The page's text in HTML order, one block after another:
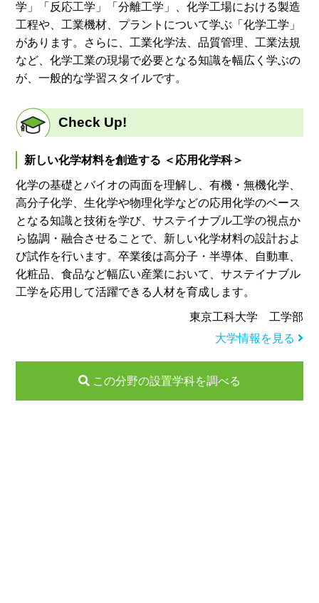
学」「反応工学」「分離工学」、化学工場における製造
工程や、工業機材、プラントについて学ぶ「化学工学」
があります。さらに、工業化学法、品質管理、工業法規
など、化学工業の現場で必要となる知識を幅広く学ぶの
が、一般的な学習スタイルです。
Check Up!
新しい化学材料を創造する ＜応用化学科＞
化学の基礎とバイオの両面を理解し、有機・無機化学、
高分子化学、生化学や物理化学などの応用化学のベース
となる知識と技術を学び、サステイナブル工学の視点か
ら協調・融合させることで、新しい化学材料の設計およ
び試作を行います。卒業後は高分子・半導体、自動車、
化粧品、食品など幅広い産業において、サステイナブル
工学を応用して活躍できる人材を育成します。
東京工科大学 工学部
大学情報を見る
この分野の設置学科を調べる